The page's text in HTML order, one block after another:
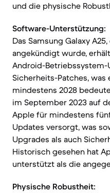
und die physische
Software-Unterstützung:
Das Samsung Galaxy
angekündigt wurde,
Android-
Sicherheits-Patches,
mindestens 2028
im September 2023 auf
Apple für mindestens
Updates versorgt, was
Upgrades als auch
Historisch gesehen hat
unterstützt als die
Physische Robustheit: